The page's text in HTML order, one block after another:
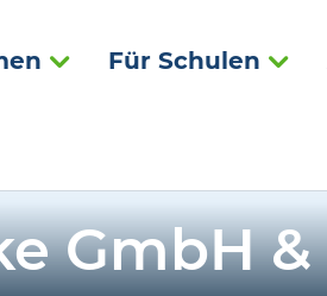
Für Schulen
GmbH &